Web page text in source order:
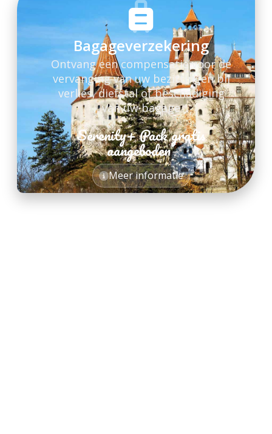
*
Bagageverzekering
Ontvang een compensatie voor de
vervanging van uw bezittingen bij
verlies, diefstal of beschadiging
van uw bagage
Serenity+ Pack gratis
aangeboden*
Meer informatie